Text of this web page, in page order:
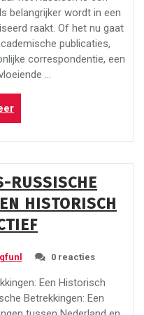
belangrijker wordt in een
raakt. Of het nu gaat
publicaties,
correspondentie, een
…
“Professioneel
Nederlands
naar
Uw
betrouwbare
taalpartner”
RUSSISCHE
HISTORISCH
0 reacties
Een Historisch
Betrekkingen: Een